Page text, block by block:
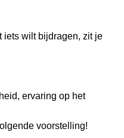
iets wilt bijdragen, zit je
ervaring op het
voorstelling!